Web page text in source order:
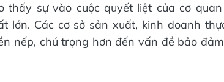
thấy sự vào cuộc quyết liệt của cơ
lớn. Các cơ sở sản xuất, kinh doanh
nếp, chú trọng hơn đến vấn đề bảo